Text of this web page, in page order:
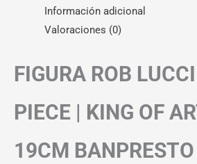
Información adicional
Valoraciones (0)
FIGURA ROB
PIECE | KING OF
19CM BANPRESTO